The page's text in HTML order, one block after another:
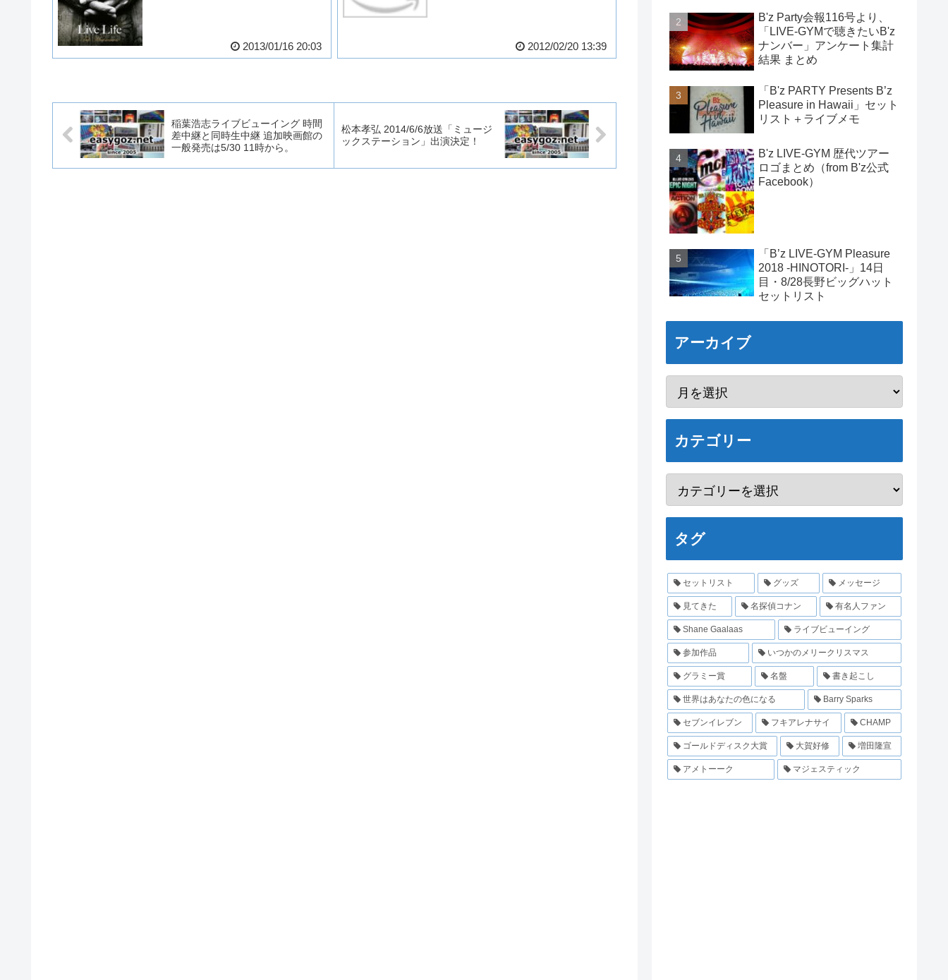
2013/01/16 20:03 2012/02/20 13:39
稲葉浩志ライブビューイング 時間
差中継と同時生中継 追加映画館の
一般発売は5/30 11時から。
松本孝弘 2014/6/6放送「ミュージ
ックステーション」出演決定！
B'z Party会報116号より、
「LIVE-GYMで聴きたいB'z
ナンバー」アンケート集計
結果 まとめ
「B'z PARTY Presents B’z
Pleasure in Hawaii」セット
リスト＋ライブメモ
B'z LIVE-GYM 歴代ツアー
ロゴまとめ（from B'z公式
Facebook）
「B’z LIVE-GYM Pleasure
2018 -HINOTORI-」14日
目・8/28長野ビッグハット
セットリスト
アーカイブ
カテゴリー
タグ
セットリスト グッズ メッセージ
見てきた 名探偵コナン 有名人ファン
Shane Gaalaas ライブビューイング
参加作品 いつかのメリークリスマス
グラミー賞 名盤 書き起こし
世界はあなたの色になる Barry Sparks
セブンイレブン フキアレナサイ CHAMP
ゴールドディスク大賞 大賀好修 増田隆宣
アメトーーク マジェスティック